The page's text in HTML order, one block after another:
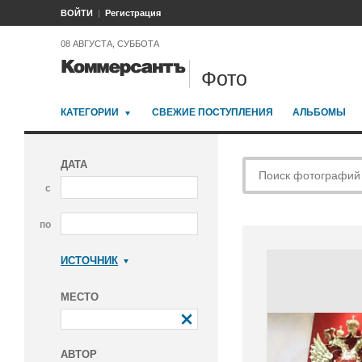
ВОЙТИ Регистрация
08 АВГУСТА, СУББОТА
Фото
КАТЕГОРИИ СВЕЖИЕ ПОСТУПЛЕНИЯ АЛЬБОМЫ
ДАТА
с
по
ИСТОЧНИК
МЕСТО
АВТОР